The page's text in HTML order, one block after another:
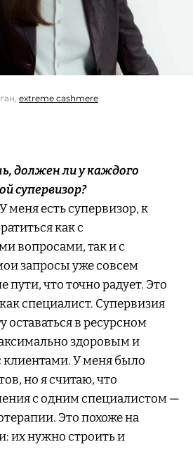
extreme cashmere
должен ли у каждого
супервизор?
меня есть супервизор, к
как с
вопросами, так и с
запросы уже совсем
пути, что точно радует. Это
специалист. Супервизия
оставаться в ресурсном
здоровым и
клиентами. У меня было
но я считаю, что
с одним специалистом —
Это похоже на
их нужно строить и